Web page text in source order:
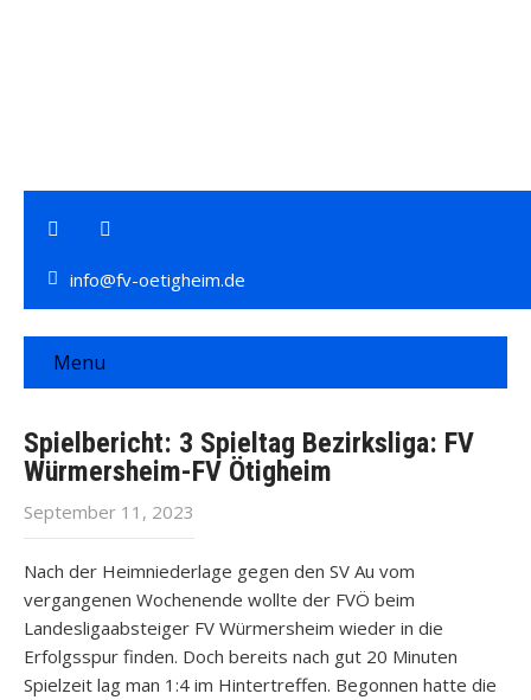
info@fv-oetigheim.de
Menu
Spielbericht: 3 Spieltag Bezirksliga: FV
Würmersheim-FV Ötigheim
September 11, 2023
Nach der Heimniederlage gegen den SV Au vom
vergangenen Wochenende wollte der FVÖ beim
Landesligaabsteiger FV Würmersheim wieder in die
Erfolgsspur finden. Doch bereits nach gut 20 Minuten
Spielzeit lag man 1:4 im Hintertreffen. Begonnen hatte die